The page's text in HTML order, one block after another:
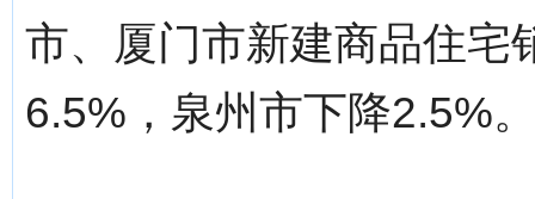
市、厦门市新建商品住宅
6.5%，泉州市下降2.5%